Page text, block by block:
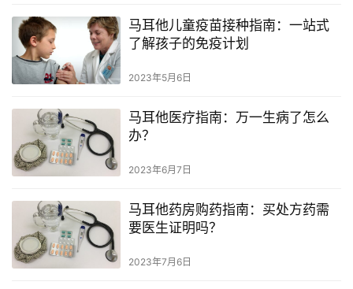
马耳他儿童疫苗接种指南：一站式
了解孩子的免疫计划
2023年5月6日
马耳他医疗指南：万一生病了怎么
办？
2023年6月7日
马耳他药房购药指南：买处方药需
要医生证明吗？
2023年7月6日